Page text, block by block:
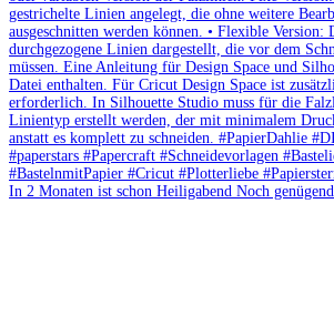
In 2 Monaten ist schon Heiligabend Noch genügend